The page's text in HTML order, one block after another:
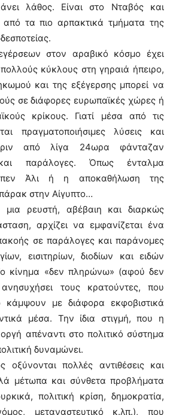
λάθος. Είναι στο Νταβός και
από τα πιο αρπακτικά τμήματα της
στον αραβικό κόσμο έχει
κύκλους στη γηραιά ήπειρο,
και της εξέγερσης μπορεί να
σε διάφορες ευρωπαϊκές χώρες ή
κρίκους. Γιατί μέσα από τις
πραγματοποιήσιμες λύσεις και
από λίγα 24ωρα φάνταζαν
και παράλογες. Όπως ένταλμα
Άλι ή η αποκαθήλωση της
στην Αίγυπτο…
ρευστή, αβέβαιη και διαρκώς
αρχίζει να εμφανίζεται ένα
σε παράλογες και παράνομες
εισιτηρίων, διοδίων και ειδών
κίνημα «δεν πληρώνω» (αφού δεν
τους κρατούντες, που
με διάφορα εκφοβιστικά
μέσα. Την ίδια στιγμή, που η
απέναντι στο πολιτικό σύστημα
δυναμώνει.
πολλές αντιθέσεις και
μέτωπα και σύνθετα προβλήματα
πολιτική κρίση, δημοκρατία,
μεταναστευτικό κ.λπ.), που